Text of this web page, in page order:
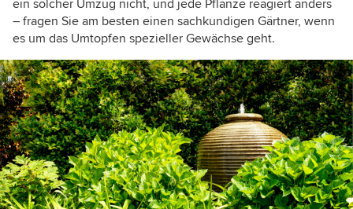
ein solcher Umzug nicht, und jede Pflanze reagiert anders
– fragen Sie am besten einen sachkundigen Gärtner, wenn
es um das Umtopfen spezieller Gewächse geht.